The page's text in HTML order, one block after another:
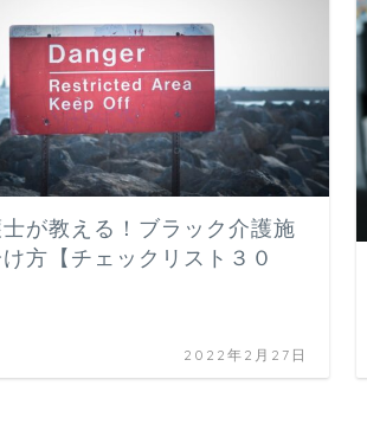
が教える！ブラック介護施
方【チェックリスト３０
2022年2月27日